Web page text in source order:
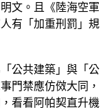
文。且《陸海空軍
有「加重刑罰」規
公共建築」與「公
門禁應仿傚大同，
看看阿帕契直升機